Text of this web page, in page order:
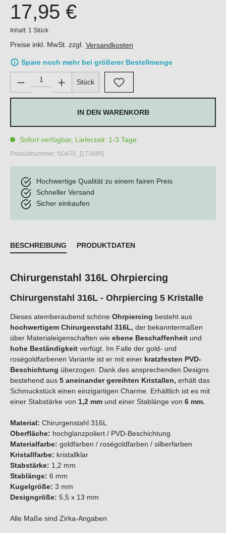
17,95 €
Inhalt: 1 Stück
Preise inkl. MwSt. zzgl. Versandkosten
Spare noch mehr bei größerer Bestellmenge
Produkt Anzahl: Gib den gewünschten Wert ein oder
Stück
IN DEN WARENKORB
Sofort verfügbar, Lieferzeit: 1-3 Tage
Produktnummer: SO476_[173686]
Hochwertige Qualität zu einem fairen Preis
Schneller Versand
Sicher einkaufen
BESCHREIBUNG PRODUKTDATEN
Chirurgenstahl 316L Ohrpiercing
Chirurgenstahl 316L - Ohrpiercing 5 Kristalle
Dieses atemberaubend schöne Ohrpiercing besteht aus
hochwertigem Chirurgenstahl 316L, der bekanntermaßen
über Materialeigenschaften wie ebene Beschaffenheit und
hohe Beständigkeit verfügt. Im Falle der gold- und
roségoldfarbenen Variante ist er mit einer kratzfesten PVD-
Beschichtung überzogen. Dank des ansprechenden Designs
bestehend aus 5 aneinander gereihten Kristallen, erhält das
Schmuckstück einen einzigartigen Charme. Erhältlich ist es mit
einer Stabstärke von 1,2 mm und einer Stablänge von 6 mm.
Material: Chirurgenstahl 316L
Oberfläche: hochglanzpoliert / PVD-Beschichtung
Materialfarbe: goldfarben / roségoldfarben / silberfarben
Kristallfarbe: kristallklar
Stabstärke: 1,2 mm
Stablänge: 6 mm
Kugelgröße: 3 mm
Designgröße: 5,5 x 13 mm
Alle Maße sind Zirka-Angaben